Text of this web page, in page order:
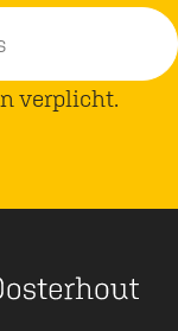
p
verplicht.